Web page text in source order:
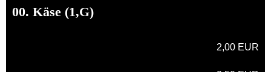
00. Käse (1,G)
2,00 EUR